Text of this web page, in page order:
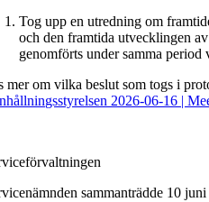
Tog upp en utredning om
och den framtida utvecklingen
genomförts under samma
mer om vilka beslut som togs i
2026-06-16 |
sammanträdde 10 juni